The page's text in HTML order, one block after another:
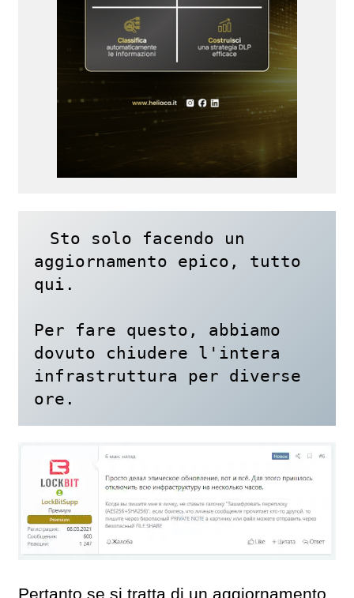
Sto solo facendo un
aggiornamento epico, tutto
qui.
Per fare questo, abbiamo
dovuto chiudere l'intera
infrastruttura per diverse
ore.